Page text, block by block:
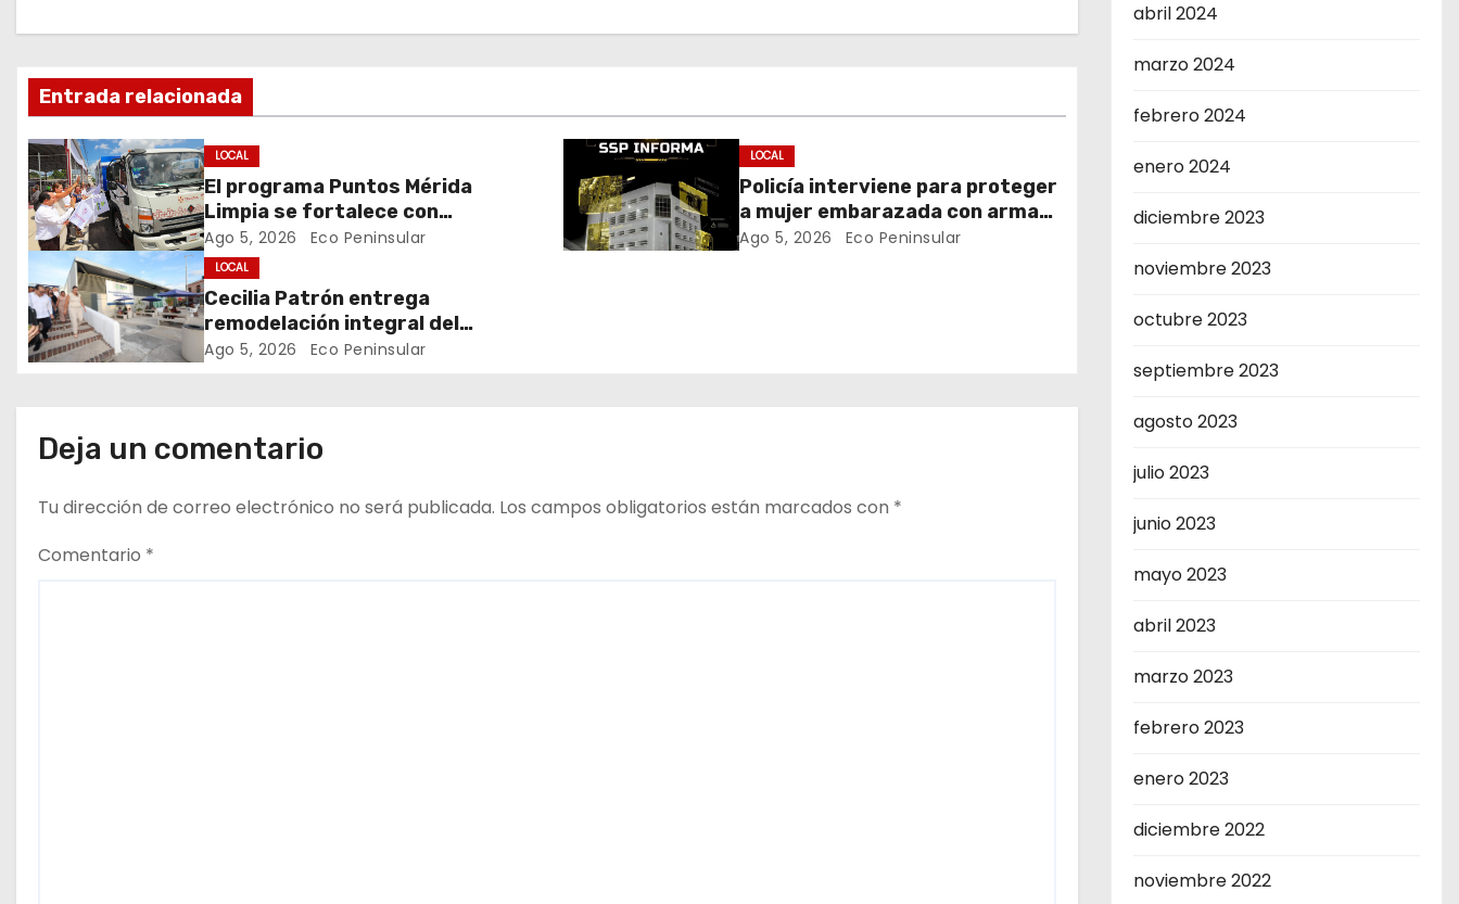
a
c
i
ó
n
d
e
e
t
r
a
Entrada relacionada
LOCAL
El programa Puntos Mérida
Limpia se fortalece con
coordinación y colaboración
institucional.
Ago 5, 2026 Eco Peninsular
LOCAL
Policía interviene para proteger
a mujer embarazada con arma
blanca en Mérida
Ago 5, 2026 Eco Peninsular
LOCAL
Cecilia Patrón entrega
remodelación integral del
mercado Lucas de Gálvez para
Ago 5, 2026 Eco Peninsular
Deja un comentario
Tu dirección de correo electrónico no será publicada. Los campos obligatorios están marcados con *
Comentario *
abril 2024
marzo 2024
febrero 2024
enero 2024
diciembre 2023
noviembre 2023
octubre 2023
septiembre 2023
agosto 2023
julio 2023
junio 2023
mayo 2023
abril 2023
marzo 2023
febrero 2023
enero 2023
diciembre 2022
noviembre 2022